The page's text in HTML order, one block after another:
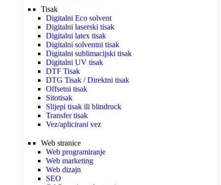
Tisak
Digitalni Eco solvent
Digitalni laserski tisak
Digitalni latex tisak
Digitalni solventni tisak
Digitalni sublimacijski tisak
Digitalni UV tisak
DTF Tisak
DTG Tisak / Direktni tisak
Offsetni tisak
Sitotisak
Slijepi tisak ili blindruck
Transfer tisak
Vez/aplicirani vez
Web stranice
Web programiranje
Web marketing
Web dizajn
SEO